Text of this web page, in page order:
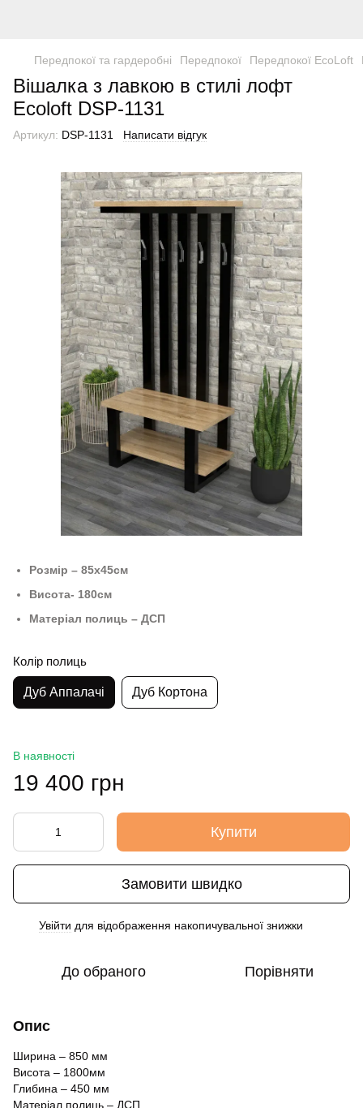
Передпокої та гардеробні Передпокої Передпокої EcoLoft
Вішалка з лавкою в стилі лофт
Ecoloft DSP-1131
Артикул: DSP-1131 Написати відгук
Розмір – 85х45см
Висота- 180см
Матеріал полиць – ДСП
Колір полиць
Дуб Аппалачі Дуб Кортона
В наявності
19 400 грн
Купити
Замовити швидко
Увійти для відображення накопичувальної знижки
До обраного Порівняти
Опис
Ширина – 850 мм
Висота – 1800мм
Глибина – 450 мм
Матеріал полиць – ДСП